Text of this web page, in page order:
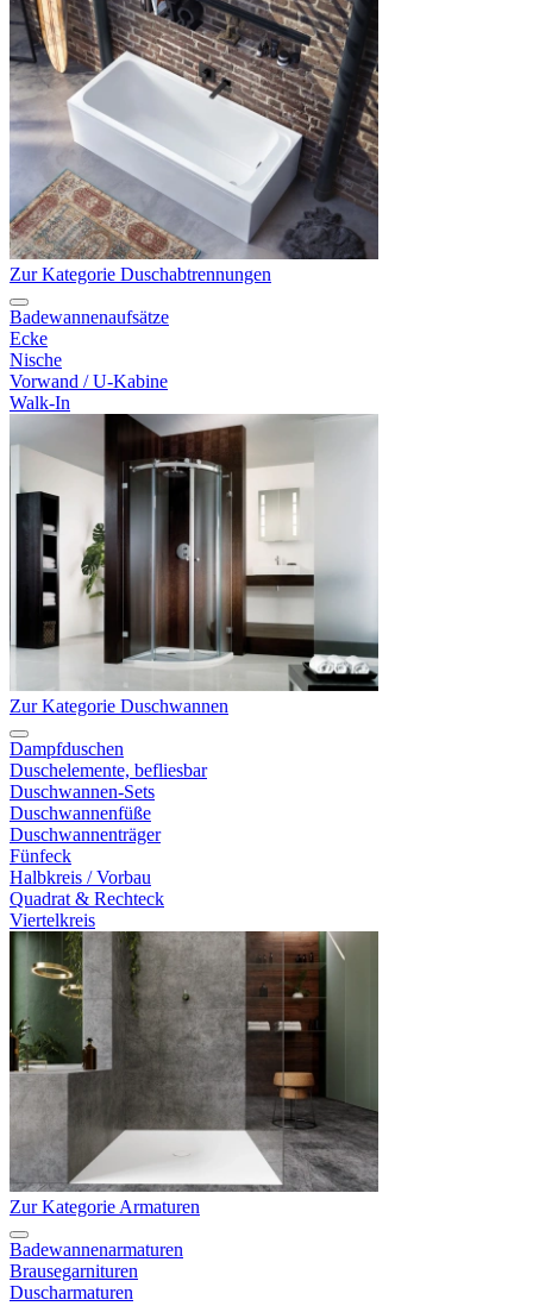
Zur Kategorie Duschabtrennungen
Badewannenaufsätze
Ecke
Nische
Vorwand / U-Kabine
Walk-In
Zur Kategorie Duschwannen
Dampfduschen
Duschelemente, befliesbar
Duschwannen-Sets
Duschwannenfüße
Duschwannenträger
Fünfeck
Halbkreis / Vorbau
Quadrat & Rechteck
Viertelkreis
Zur Kategorie Armaturen
Badewannenarmaturen
Brausegarnituren
Duscharmaturen